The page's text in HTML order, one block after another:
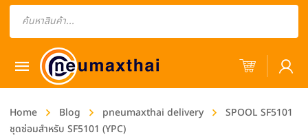
Products
search
Home Blog pneumaxthai delivery
SPOOL SF5101
ชุดซ่อมสำหรับ SF5101 (YPC)